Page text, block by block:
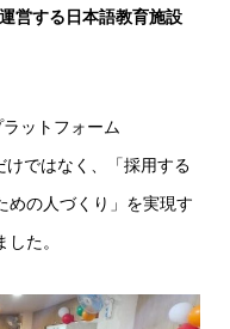
する日本語教育施設
ットフォーム
けではなく、「採用する
めの人づくり」を実現す
た。